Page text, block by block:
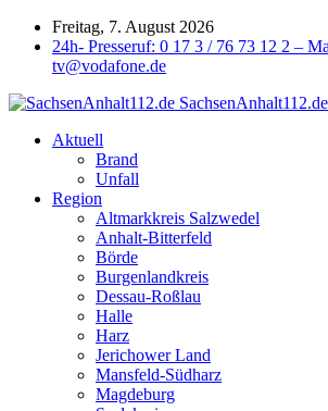
Freitag, 7. August 2026
24h- Presseruf: 0 17 3 / 76 73 12 2 –
tv@vodafone.de
Aktuell
Brand
Unfall
Region
Altmarkkreis Salzwedel
Anhalt-Bitterfeld
Börde
Burgenlandkreis
Dessau-Roßlau
Halle
Harz
Jerichower Land
Mansfeld-Südharz
Magdeburg